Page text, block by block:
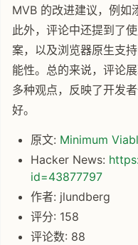
MVB 的改进建议，例如
此外，评论中还提到了
案，以及浏览器原生支
能性。总的来说，评论
多种观点，反映了开发
好。
原文: Minimum
Hacker News:
id=43877797
作者: jlundberg
评分: 158
评论数: 88